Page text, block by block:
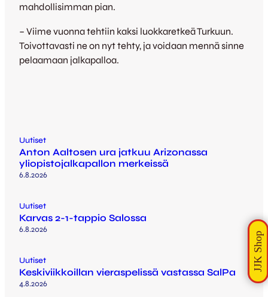
mahdollisimman pian.
– Viime vuonna tehtiin kaksi luokkaretkeä Turkuun.
Toivottavasti ne on nyt tehty, ja voidaan mennä sinne
pelaamaan jalkapalloa.
Uutiset
Anton Aaltosen ura jatkuu Arizonassa
yliopistojalkapallon merkeissä
6.8.2026
Uutiset
Karvas 2-1-tappio Salossa
6.8.2026
Uutiset
Keskiviikkoillan vieraspelissä vastassa SalPa
4.8.2026